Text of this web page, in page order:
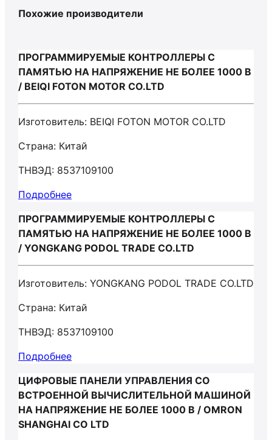
Похожие производители
ПРОГРАММИРУЕМЫЕ КОНТРОЛЛЕРЫ С
ПАМЯТЬЮ НА НАПРЯЖЕНИЕ НЕ БОЛЕЕ 1000 В
/ BEIQI FOTON MOTOR CO.LTD
Изготовитель: BEIQI FOTON MOTOR CO.LTD
Страна: Китай
ТНВЭД: 8537109100
Подробнее
ПРОГРАММИРУЕМЫЕ КОНТРОЛЛЕРЫ С
ПАМЯТЬЮ НА НАПРЯЖЕНИЕ НЕ БОЛЕЕ 1000 В
/ YONGKANG PODOL TRADE CO.LTD
Изготовитель: YONGKANG PODOL TRADE CO.LTD
Страна: Китай
ТНВЭД: 8537109100
Подробнее
ЦИФРОВЫЕ ПАНЕЛИ УПРАВЛЕНИЯ СО
ВСТРОЕННОЙ ВЫЧИСЛИТЕЛЬНОЙ МАШИНОЙ
НА НАПРЯЖЕНИЕ НЕ БОЛЕЕ 1000 В / OMRON
SHANGHAI CO LTD